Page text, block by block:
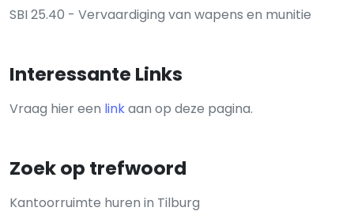
SBI 25.40 - Vervaardiging van wapens en munitie
Interessante Links
Vraag hier een linkaan op deze pagina.
Zoek op trefwoord
Kantoorruimte huren in Tilburg